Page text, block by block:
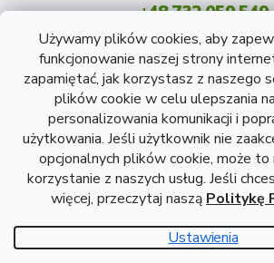
Używamy plików cookies, aby
funkcjonowanie naszej strony
zapamiętać, jak korzystasz z naszego
plików cookie w celu ulepszania
personalizowania komunikacji i
użytkowania. Jeśli użytkownik nie
opcjonalnych plików cookie, może to
korzystanie z naszych usług. Jeśli
więcej, przeczytaj naszą Politykę
Ustawienia
+48 732 059 549
Pon - Pt: 8 - 15 godź.
info@atreon.pl
Opracował